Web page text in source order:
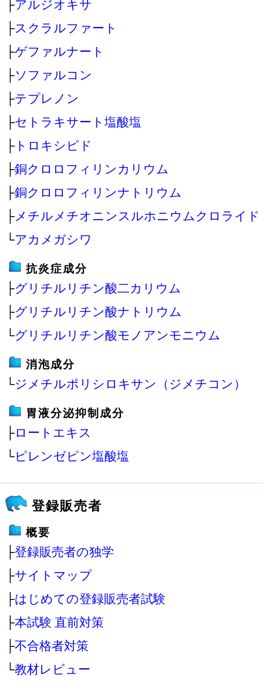
├アルジオキサ
├スクラルファート
├ゲファルナート
├ソファルコン
├テプレノン
├セトラキサート塩酸塩
├ トロキシピド
├銅クロロフィリンカリウム
├銅クロロフィリンナトリウム
├メチルメチオニンスルホニウムクロライド
└アカメガシワ
抗炎症成分
├グリチルリチン酸二カリウム
├グリチルリチン酸ナトリウム
└グリチルリチン酸モノアンモニウム
消泡成分
└ジメチルポリシロキサン（ジメチコン）
胃液分泌抑制成分
├ロートエキス
└ピレンゼピン塩酸塩
登録販売者
概要
├登録販売者の独学
├サイトマップ
├はじめての登録販売者試験
├本試験 直前対策
├不合格者対策
└教材レビュー